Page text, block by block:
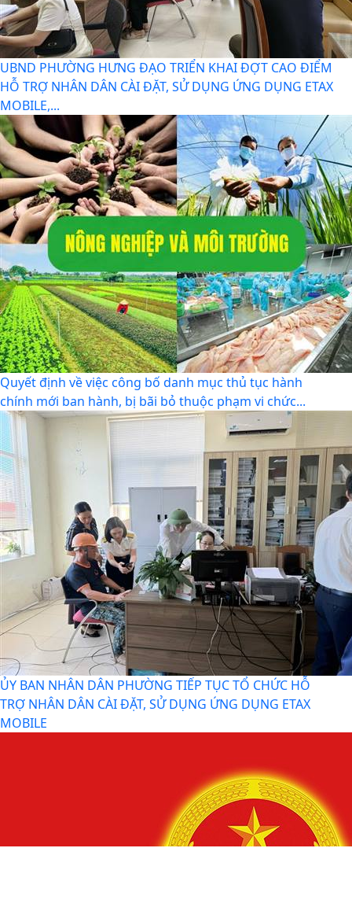
Hải Phòng công bố danh mục thủ tục hành chính được
sửa đổi, bổ sung, bị bãi bỏ thuộc phạm vi chức...
UBND PHƯỜNG HƯNG ĐẠO TRIỂN KHAI ĐỢT CAO ĐIỂM
HỖ TRỢ NHÂN DÂN CÀI ĐẶT, SỬ DỤNG ỨNG DỤNG ETAX
MOBILE,...
Quyết định về việc công bố danh mục thủ tục hành